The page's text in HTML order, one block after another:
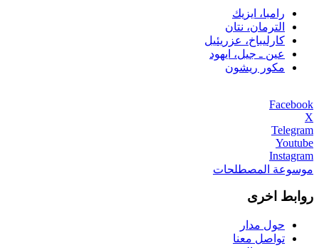
رامبا، ايزيك
الترمان، نتان
كارليباخ، عزريئيل
عين ـ جيل، ايهود
مكور ريشون
Facebook
X
Telegram
Youtube
Instagram
موسوعة المصطلحات
روابط اخرى
حول مدار
تواصل معنا